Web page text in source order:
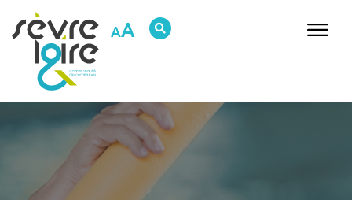
RECHERCHER UNE INFORMATION
A
DÉCOUVRIR NOTRE TERRITOIRE
DÉCIDER & AGIR
HABITER & SE DÉPLACER
GRANDIR & SE SOUTENIR
SORTIR & BOUGER
PRÉSERVER L’ENVIRONNEMENT